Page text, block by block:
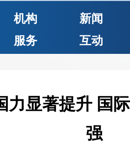
机构
新闻
服务
互动
力显著提升 国
强